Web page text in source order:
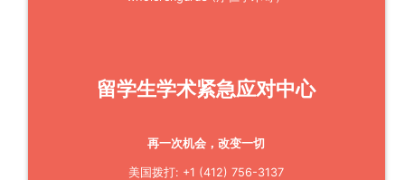
留学生学术紧急应对中心
再一次机会，改变一切
美国拨打: +1 (412) 756-3137